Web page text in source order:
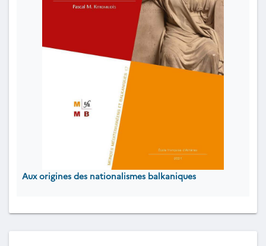
Aux origines des nationalismes balkaniques